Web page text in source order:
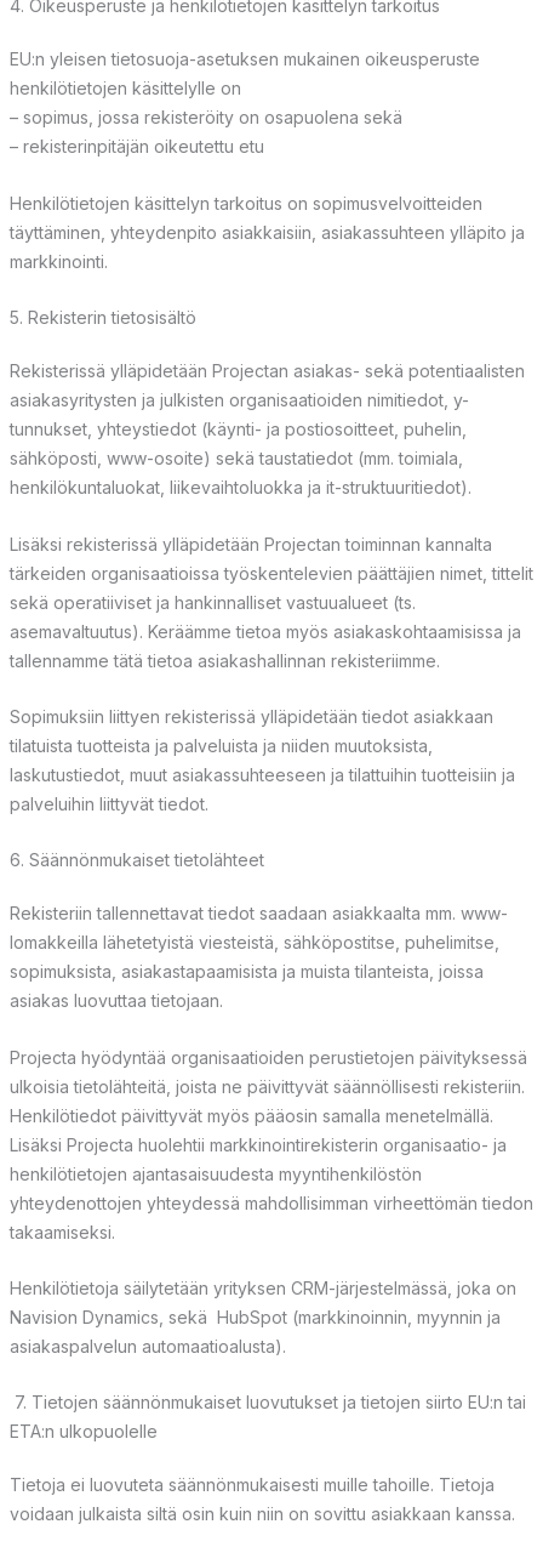
4. Oikeusperuste ja henkilötietojen käsittelyn tarkoitus
EU:n yleisen tietosuoja-asetuksen mukainen oikeusperuste
henkilötietojen käsittelylle on
– sopimus, jossa rekisteröity on osapuolena sekä
– rekisterinpitäjän oikeutettu etu
Henkilötietojen käsittelyn tarkoitus on sopimusvelvoitteiden
täyttäminen, yhteydenpito asiakkaisiin, asiakassuhteen ylläpito ja
markkinointi.
5. Rekisterin tietosisältö
Rekisterissä ylläpidetään Projectan asiakas- sekä potentiaalisten
asiakasyritysten ja julkisten organisaatioiden nimitiedot, y-
tunnukset, yhteystiedot (käynti- ja postiosoitteet, puhelin,
sähköposti, www-osoite) sekä taustatiedot (mm. toimiala,
henkilökuntaluokat, liikevaihtoluokka ja it-struktuuritiedot).
Lisäksi rekisterissä ylläpidetään Projectan toiminnan kannalta
tärkeiden organisaatioissa työskentelevien päättäjien nimet, tittelit
sekä operatiiviset ja hankinnalliset vastuualueet (ts.
asemavaltuutus). Keräämme tietoa myös asiakaskohtaamisissa ja
tallennamme tätä tietoa asiakashallinnan rekisteriimme.
Sopimuksiin liittyen rekisterissä ylläpidetään tiedot asiakkaan
tilatuista tuotteista ja palveluista ja niiden muutoksista,
laskutustiedot, muut asiakassuhteeseen ja tilattuihin tuotteisiin ja
palveluihin liittyvät tiedot.
6. Säännönmukaiset tietolähteet
Rekisteriin tallennettavat tiedot saadaan asiakkaalta mm. www-
lomakkeilla lähetetyistä viesteistä, sähköpostitse, puhelimitse,
sopimuksista, asiakastapaamisista ja muista tilanteista, joissa
asiakas luovuttaa tietojaan.
Projecta hyödyntää organisaatioiden perustietojen päivityksessä
ulkoisia tietolähteitä, joista ne päivittyvät säännöllisesti rekisteriin.
Henkilötiedot päivittyvät myös pääosin samalla menetelmällä.
Lisäksi Projecta huolehtii markkinointirekisterin organisaatio- ja
henkilötietojen ajantasaisuudesta myyntihenkilöstön
yhteydenottojen yhteydessä mahdollisimman virheettömän tiedon
takaamiseksi.
Henkilötietoja säilytetään yrityksen CRM-järjestelmässä, joka on
Navision Dynamics, sekä HubSpot (markkinoinnin, myynnin ja
asiakaspalvelun automaatioalusta).
7. Tietojen säännönmukaiset luovutukset ja tietojen siirto EU:n tai
ETA:n ulkopuolelle
Tietoja ei luovuteta säännönmukaisesti muille tahoille. Tietoja
voidaan julkaista siltä osin kuin niin on sovittu asiakkaan kanssa.